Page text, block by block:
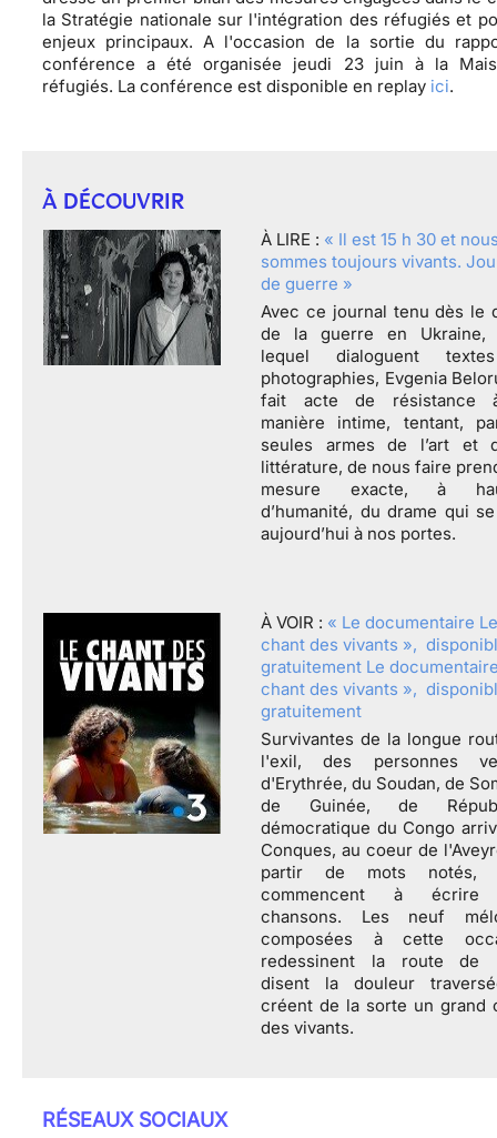
la Stratégie nationale sur l'intégration des réfugiés et
enjeux principaux. A l'occasion de la sortie du
conférence a été organisée jeudi 23 juin à la
réfugiés. La conférence est disponible en replay ici.
À DÉCOUVRIR
À LIRE : « Il est 15 h 30 et
sommes toujours vivants.
de guerre »
Avec ce journal tenu dès le
de la guerre en Ukraine,
lequel dialoguent
photographies, Evgenia
fait acte de résistance
manière intime, tentant,
seules armes de l’art et
littérature, de nous faire
mesure exacte, à
d’humanité, du drame qui
aujourd’hui à nos portes.
À VOIR : « Le documentaire Le
chant des vivants »,
gratuitement Le
chant des vivants »,
gratuitement
Survivantes de la longue
l'exil, des personnes
d'Erythrée, du Soudan, de
de Guinée, de
démocratique du Congo
Conques, au coeur de
partir de mots notés,
commencent à écrire
chansons. Les neuf
composées à cette
redessinent la route de
disent la douleur
créent de la sorte un grand
des vivants.
RÉSEAUX SOCIAUX